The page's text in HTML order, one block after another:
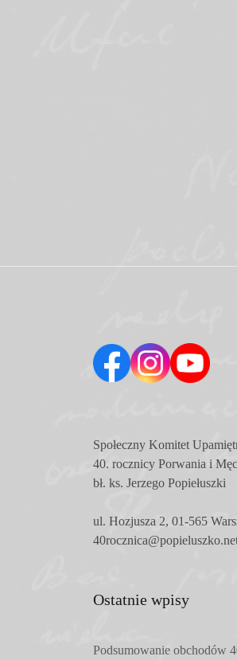
Społeczny Komitet
40. rocznicy Porwania i
bł. ks. Jerzego Popiełuszki
ul. Hozjusza 2, 01-565
Ostatnie wpisy
Podsumowanie obchodów